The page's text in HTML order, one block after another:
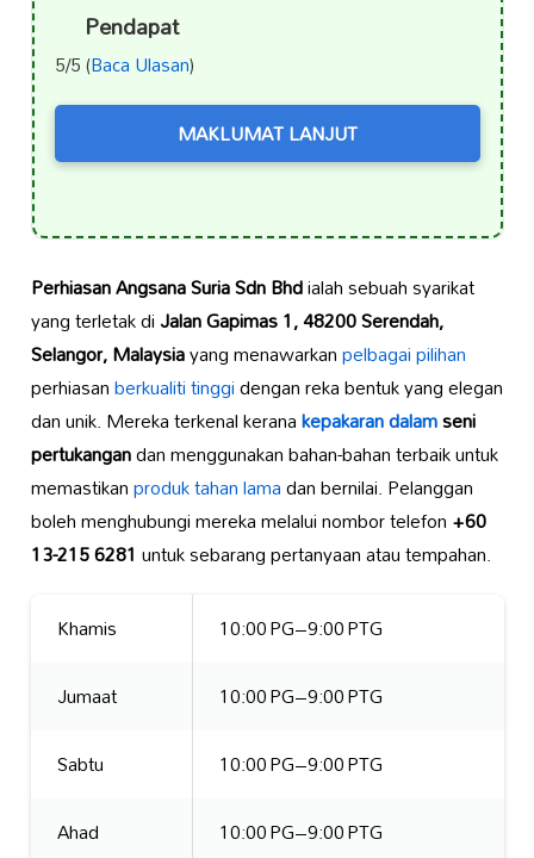
Pendapat
5/5 (Baca Ulasan)
MAKLUMAT LANJUT
Perhiasan Angsana Suria Sdn Bhdialah sebuah syarikat
yang terletak diJalan Gapimas 1, 48200 Serendah,
Selangor, Malaysiayang menawarkanpelbagai pilihan
perhiasanberkualiti tinggidengan reka bentuk yang elegan
dan unik. Mereka terkenal keranakepakaran dalamseni
pertukangandan menggunakan bahan-bahan terbaik untuk
memastikanproduk tahan lamadan bernilai. Pelanggan
boleh menghubungi mereka melalui nombor telefon+60
13-215 6281 untuk sebarang pertanyaan atau tempahan.
Khamis
10:00 PG–9:00 PTG
Jumaat
10:00 PG–9:00 PTG
Sabtu
10:00 PG–9:00 PTG
Ahad
10:00 PG–9:00 PTG